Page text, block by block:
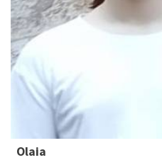
Olaia